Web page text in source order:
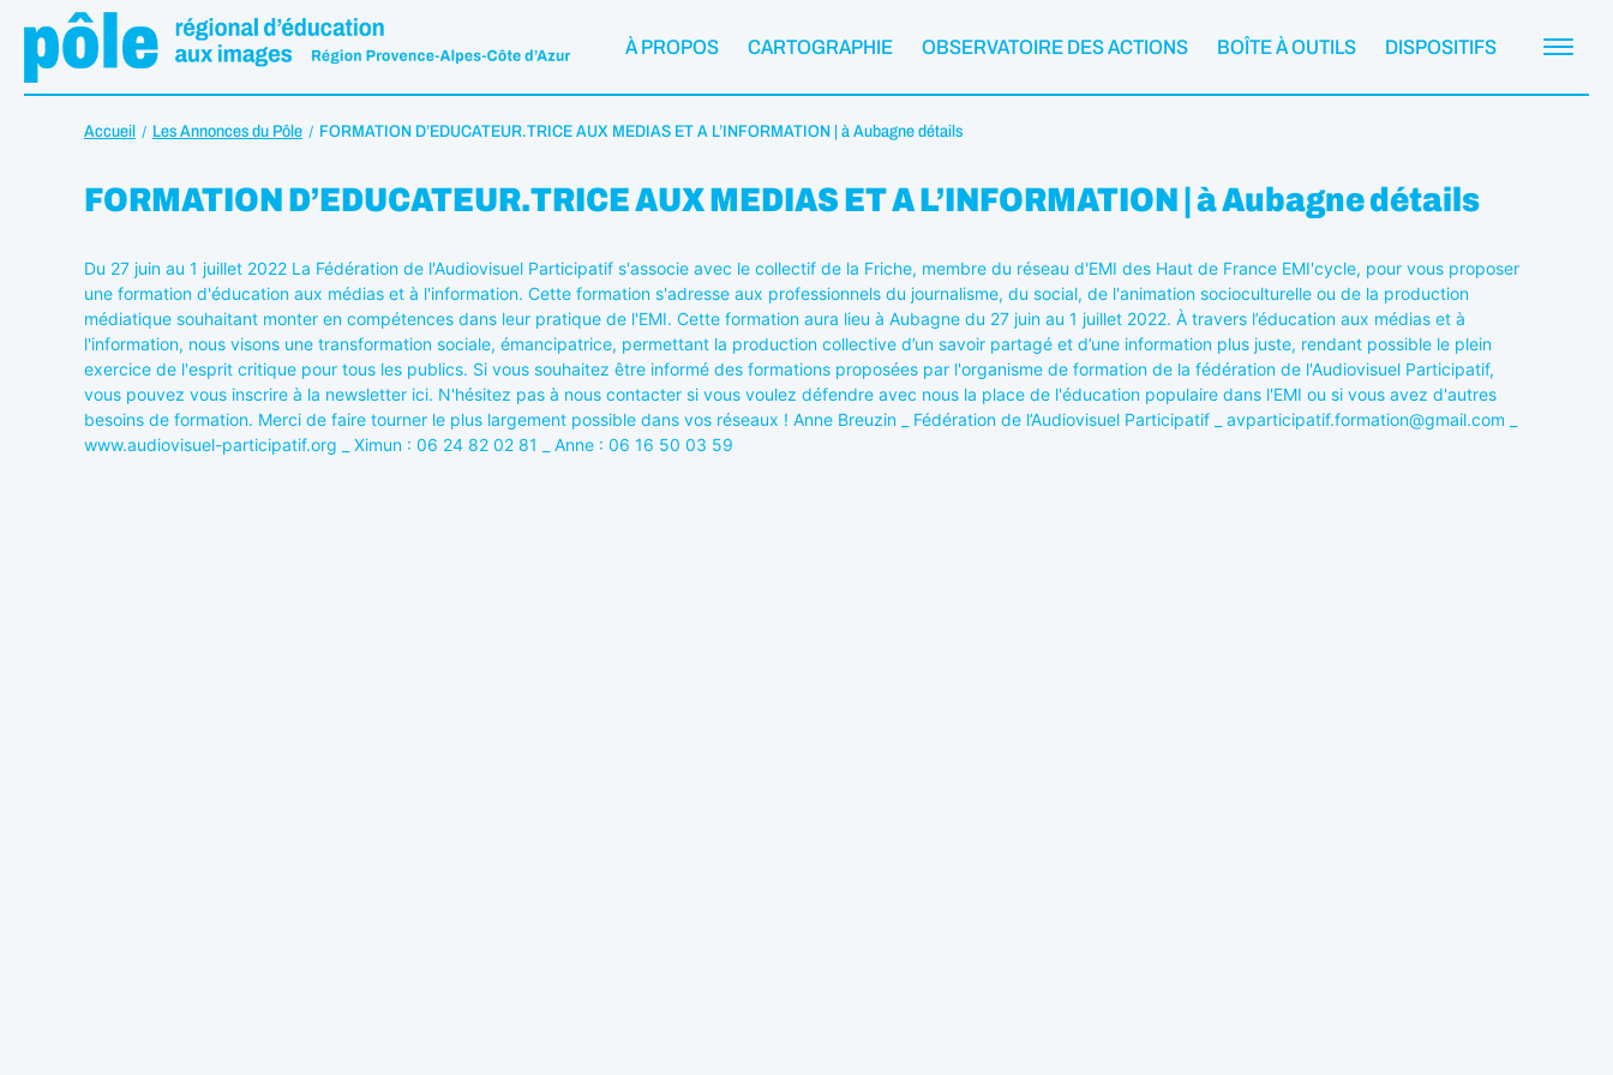
À PROPOS CARTOGRAPHIE OBSERVATOIRE DES ACTIONS BOÎTE À OUTILS DISPOSITIFS
Accueil Les Annonces du Pôle FORMATION D’EDUCATEUR.TRICE AUX MEDIAS ET A L’INFORMATION | à Aubagne détails
FORMATION D’EDUCATEUR.TRICE AUX MEDIAS ET A L’INFORMATION | à Aubagne détails
Du 27 juin au 1 juillet 2022 La Fédération de l'Audiovisuel Participatif s'associe avec le collectif de la Friche, membre du réseau d'EMI des Haut de France EMI'cycle, pour vous proposer
une formation d'éducation aux médias et à l'information. Cette formation s'adresse aux professionnels du journalisme, du social, de l'animation socioculturelle ou de la production
médiatique souhaitant monter en compétences dans leur pratique de l'EMI. Cette formation aura lieu à Aubagne du 27 juin au 1 juillet 2022. À travers l’éducation aux médias et à
l'information, nous visons une transformation sociale, émancipatrice, permettant la production collective d’un savoir partagé et d’une information plus juste, rendant possible le plein
exercice de l'esprit critique pour tous les publics. Si vous souhaitez être informé des formations proposées par l'organisme de formation de la fédération de l'Audiovisuel Participatif,
vous pouvez vous inscrire à la newsletter ici. N'hésitez pas à nous contacter si vous voulez défendre avec nous la place de l'éducation populaire dans l'EMI ou si vous avez d'autres
besoins de formation. Merci de faire tourner le plus largement possible dans vos réseaux ! Anne Breuzin _ Fédération de l’Audiovisuel Participatif _ avparticipatif.formation@gmail.com _
www.audiovisuel-participatif.org _ Ximun : 06 24 82 02 81 _ Anne : 06 16 50 03 59